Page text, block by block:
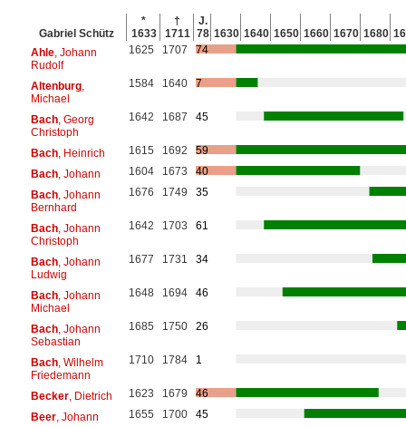
Gabriel Schütz
*
1633
†
1711
J.
78 1630 1640 1650 1660 1670 1680
Ahle, Johann
Rudolf
1625 1707 74
Altenburg,
Michael
1584 1640 7
Bach, Georg
Christoph
1642 1687 45
Bach, Heinrich 1615 1692
59
Bach, Johann 1604 1673
40
Bach, Johann
Bernhard
1676 1749 35
Bach, Johann
Christoph
1642 1703 61
Bach, Johann
Ludwig
1677 1731 34
Bach, Johann
Michael
1648 1694 46
Bach, Johann
Sebastian
1685 1750 26
Bach, Wilhelm
Friedemann
1710 1784 1
Becker, Dietrich 1623 1679
46
Beer, Johann 1655 1700
45